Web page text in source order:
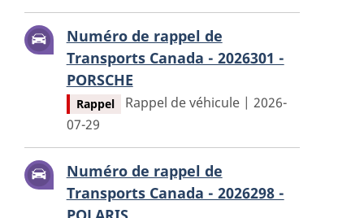
Numéro de rappel de
Transports Canada - 2026301 -
PORSCHE
Rappel
Rappel de véhicule | 2026-
07-29
Numéro de rappel de
Transports Canada - 2026298 -